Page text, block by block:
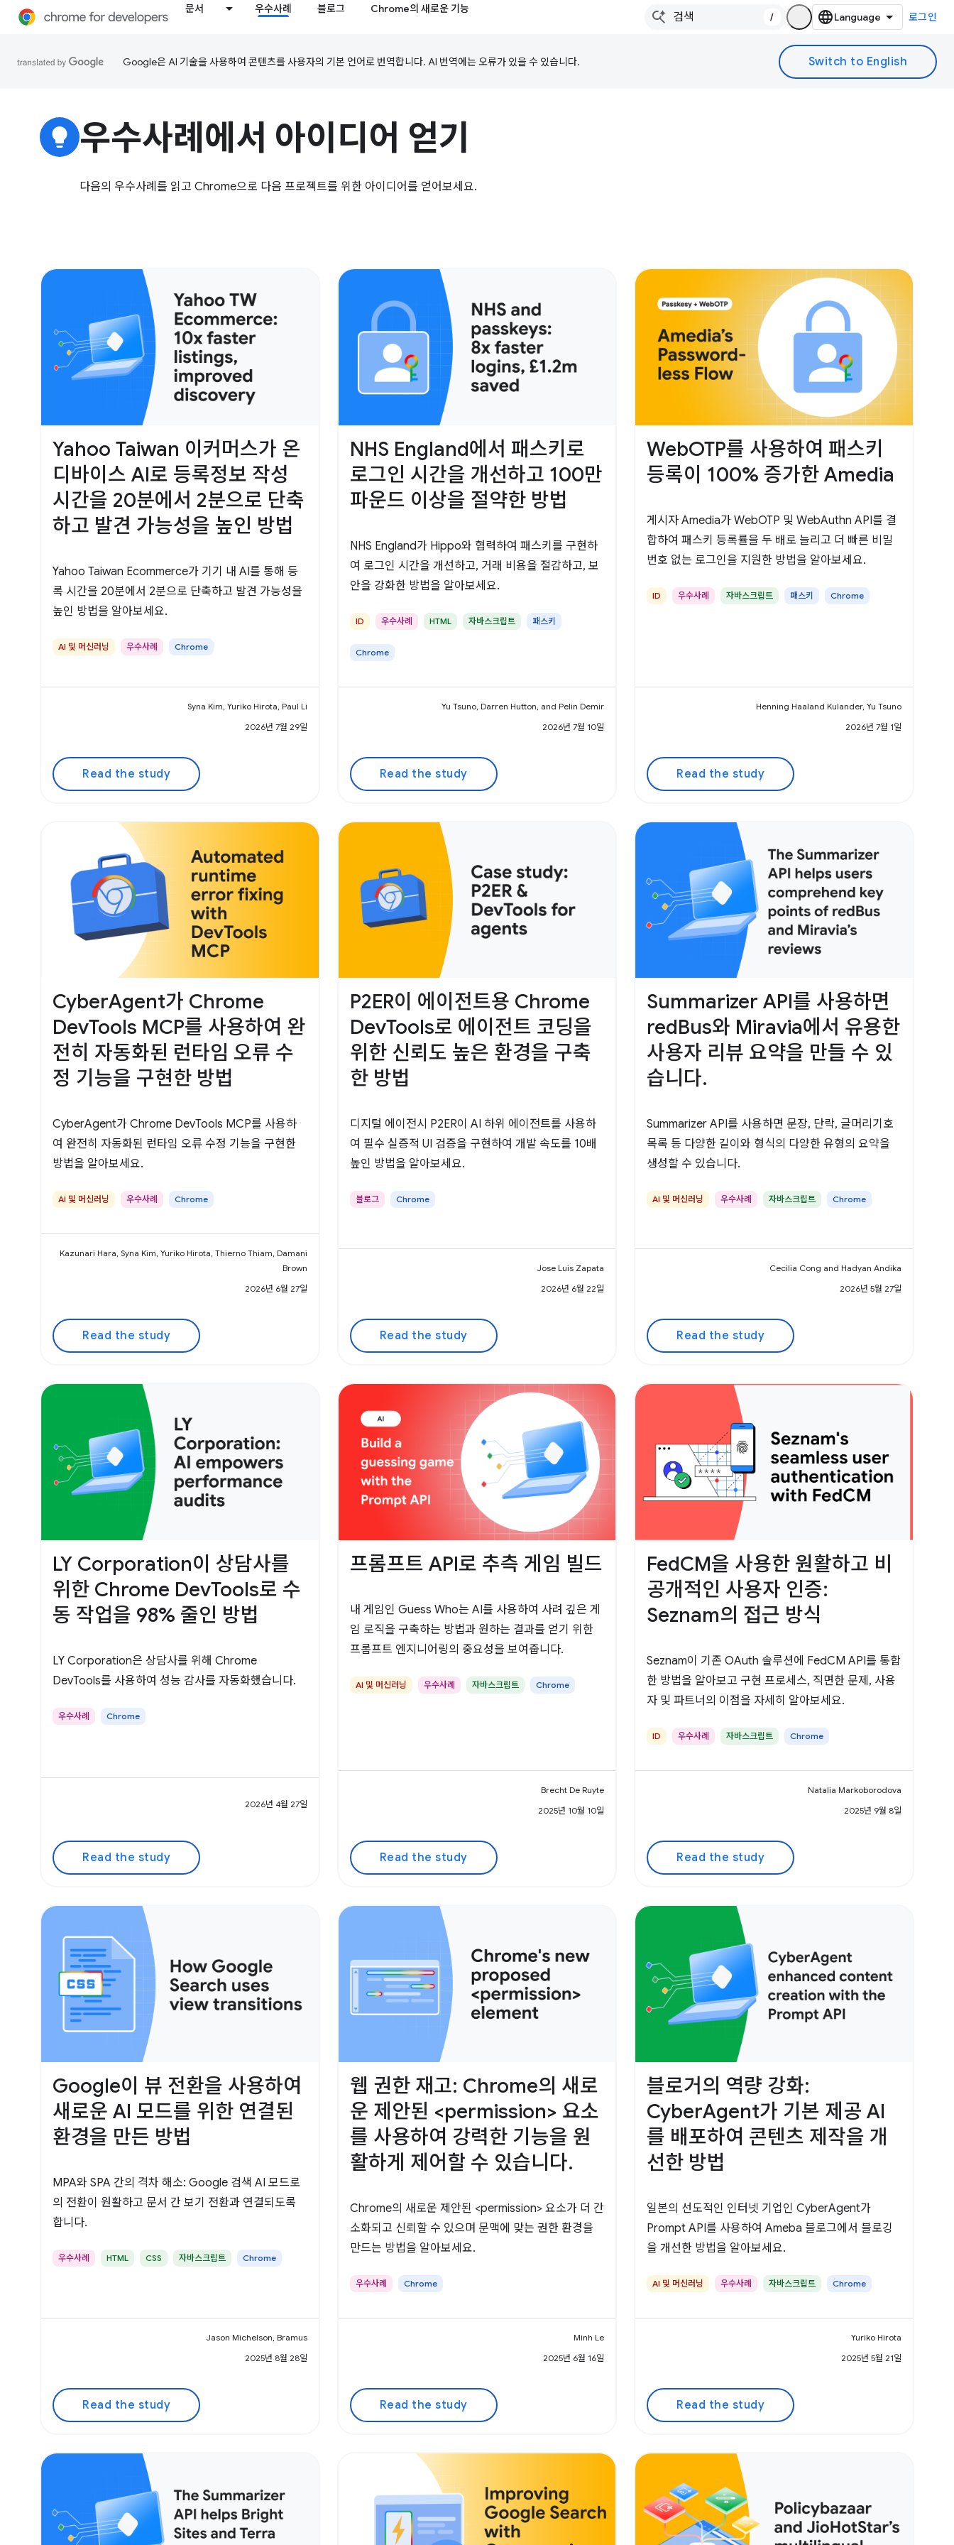
문서 우수사례 블로그 Chrome의 새로운 기능
/ 로그인
Google은 AI 기술을 사용하여 콘텐츠를 사용자의 기본 언어로 번역합니다. AI 번역에는 오류가 있을 수 있습니다.
lightbulb 우수사례에서 아이디어 얻기
다음의 우수사례를 읽고 Chrome으로 다음 프로젝트를 위한 아이디어를 얻어보세요.
Yahoo Taiwan 이커머스가 온
디바이스 AI로 등록정보 작성
시간을 20분에서 2분으로 단축
하고 발견 가능성을 높인 방법
Yahoo Taiwan Ecommerce가 기기 내 AI를 통해 등
록 시간을 20분에서 2분으로 단축하고 발견 가능성을
높인 방법을 알아보세요.
AI 및 머신러닝 우수사례 Chrome
Syna Kim, Yuriko Hirota, Paul Li
2026년 7월 29일
Read the study
NHS England에서 패스키로
로그인 시간을 개선하고 100만
파운드 이상을 절약한 방법
NHS England가 Hippo와 협력하여 패스키를 구현하
여 로그인 시간을 개선하고, 거래 비용을 절감하고, 보
안을 강화한 방법을 알아보세요.
ID 우수사례 HTML 자바스크립트 패스키
Chrome
Yu Tsuno, Darren Hutton, and Pelin Demir
2026년 7월 10일
Read the study
WebOTP를 사용하여 패스키
등록이 100% 증가한 Amedia
게시자 Amedia가 WebOTP 및 WebAuthn API를 결
합하여 패스키 등록률을 두 배로 늘리고 더 빠른 비밀
번호 없는 로그인을 지원한 방법을 알아보세요.
ID 우수사례 자바스크립트 패스키 Chrome
Henning Haaland Kulander, Yu Tsuno
2026년 7월 1일
Read the study
CyberAgent가 Chrome
DevTools MCP를 사용하여 완
전히 자동화된 런타임 오류 수
정 기능을 구현한 방법
CyberAgent가 Chrome DevTools MCP를 사용하
여 완전히 자동화된 런타임 오류 수정 기능을 구현한
방법을 알아보세요.
AI 및 머신러닝 우수사례 Chrome
Kazunari Hara, Syna Kim, Yuriko Hirota, Thierno Thiam, Damani
Brown
2026년 6월 27일
Read the study
P2ER이 에이전트용 Chrome
DevTools로 에이전트 코딩을
위한 신뢰도 높은 환경을 구축
한 방법
디지털 에이전시 P2ER이 AI 하위 에이전트를 사용하
여 필수 실증적 UI 검증을 구현하여 개발 속도를 10배
높인 방법을 알아보세요.
블로그 Chrome
Jose Luis Zapata
2026년 6월 22일
Read the study
Summarizer API를 사용하면
redBus와 Miravia에서 유용한
사용자 리뷰 요약을 만들 수 있
습니다.
Summarizer API를 사용하면 문장, 단락, 글머리기호
목록 등 다양한 길이와 형식의 다양한 유형의 요약을
생성할 수 있습니다.
AI 및 머신러닝 우수사례 자바스크립트 Chrome
Cecilia Cong and Hadyan Andika
2026년 5월 27일
Read the study
LY Corporation이 상담사를
위한 Chrome DevTools로 수
동 작업을 98% 줄인 방법
LY Corporation은 상담사를 위해 Chrome
DevTools를 사용하여 성능 감사를 자동화했습니다.
우수사례 Chrome
2026년 4월 27일
Read the study
프롬프트 API로 추측 게임 빌드
내 게임인 Guess Who는 AI를 사용하여 사려 깊은 게
임 로직을 구축하는 방법과 원하는 결과를 얻기 위한
프롬프트 엔지니어링의 중요성을 보여줍니다.
AI 및 머신러닝 우수사례 자바스크립트 Chrome
Brecht De Ruyte
2025년 10월 10일
Read the study
FedCM을 사용한 원활하고 비
공개적인 사용자 인증:
Seznam의 접근 방식
Seznam이 기존 OAuth 솔루션에 FedCM API를 통합
한 방법을 알아보고 구현 프로세스, 직면한 문제, 사용
자 및 파트너의 이점을 자세히 알아보세요.
ID 우수사례 자바스크립트 Chrome
Natalia Markoborodova
2025년 9월 8일
Read the study
Google이 뷰 전환을 사용하여
새로운 AI 모드를 위한 연결된
환경을 만든 방법
MPA와 SPA 간의 격차 해소: Google 검색 AI 모드로
의 전환이 원활하고 문서 간 보기 전환과 연결되도록
합니다.
우수사례 HTML CSS 자바스크립트 Chrome
Jason Michelson, Bramus
2025년 8월 28일
Read the study
웹 권한 재고: Chrome의 새로
운 제안된 <permission> 요소
를 사용하여 강력한 기능을 원
활하게 제어할 수 있습니다.
Chrome의 새로운 제안된 <permission> 요소가 더 간
소화되고 신뢰할 수 있으며 문맥에 맞는 권한 환경을
만드는 방법을 알아보세요.
우수사례 Chrome
Minh Le
2025년 6월 16일
Read the study
블로거의 역량 강화:
CyberAgent가 기본 제공 AI
를 배포하여 콘텐츠 제작을 개
선한 방법
일본의 선도적인 인터넷 기업인 CyberAgent가
Prompt API를 사용하여 Ameba 블로그에서 블로깅
을 개선한 방법을 알아보세요.
AI 및 머신러닝 우수사례 자바스크립트 Chrome
Yuriko Hirota
2025년 5월 21일
Read the study